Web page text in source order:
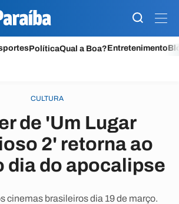
PolíticaQual a Boa?Entretenimento
CULTURA
de 'Um Lugar
2' retorna ao
dia do apocalipse
cinemas brasileiros dia 19 de março.